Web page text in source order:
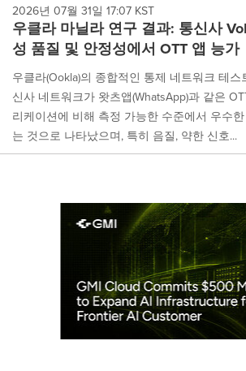
2026년 07월 31일 17:07 KST
우클라 마닐라 연구 결과: 통신사
성 품질 및 안정성에서 OTT 앱 능가
우클라(Ookla)의 종합적인 통제 네트워크 테
신사 네트워크가 왓츠앱(WhatsApp)과 같은
리케이션에 비해 측정 가능한 수준에서 우수
는 것으로 나타났으며, 특히 음질, 약한 신호...